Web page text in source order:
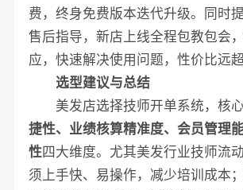
费，终身免费版本迭代升级。同时
售后指导，新店上线全程包教包会
应，快速解决使用问题，性价比远超
选型建议与总结
美发店选择技师开单系统，核
捷性、业绩核算精准度、会员管理
性四大维度。尤其美发行业技师流
须上手快、易操作，减少培训成本